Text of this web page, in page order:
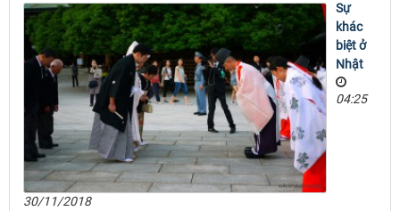
Sự
khác
biệt ở
Nhật
04:25
30/11/2018